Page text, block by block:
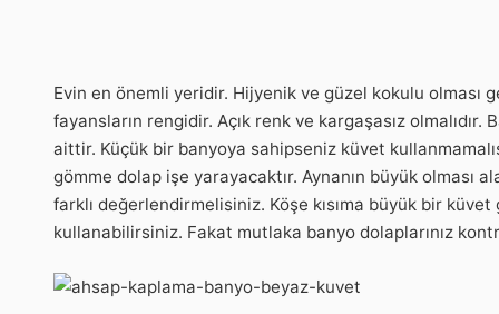
Evin en önemli yeridir. Hijyenik ve güzel kokulu olması
fayansların rengidir. Açık renk ve kargaşasız
aittir. Küçük bir banyoya sahipseniz küvet
gömme dolap işe yarayacaktır. Aynanın büyük olması
farklı değerlendirmelisiniz. Köşe kısıma büyük bir
kullanabilirsiniz. Fakat mutlaka banyo dolaplarınız